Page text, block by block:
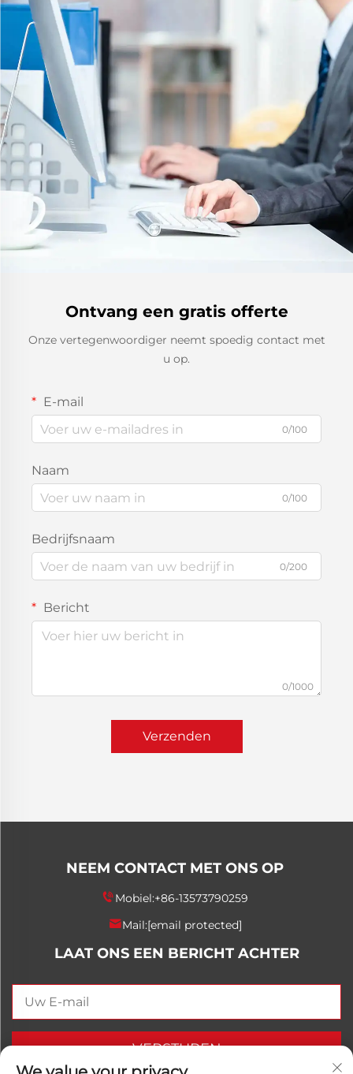
Ontvang een gratis offerte
Onze vertegenwoordiger neemt spoedig contact met
u op.
E-mail
0/100
Naam
0/100
Bedrijfsnaam
0/200
Bericht
0/1000
Verzenden
NEEM CONTACT MET ONS OP
Mobiel:+86-13573790259
Mail:[email protected]
LAAT ONS EEN BERICHT ACHTER
VERSTUREN